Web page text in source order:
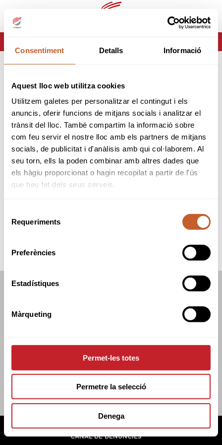
Consentiment Detalls Informació
Aquest lloc web utilitza cookies
Utilitzem galetes per personalitzar el contingut i els
anuncis, oferir funcions de mitjans socials i analitzar el
trànsit del lloc. També compartim la informació sobre
com feu servir el nostre lloc amb els partners de mitjans
socials, de publicitat i d'anàlisis amb qui col·laborem. Al
seu torn, ells la poden combinar amb altres dades que
els hàgiu proporcionat o hagin recopilat a partir de l'ús
que heu fet dels seus serveis.
Requeriments
Preferències
Estadístiques
Màrqueting
Permet-les totes
Permetre la selecció
Denega
ca es
Página no encontrada
Lo sentimos pero la página que estas buscando no
existe o ha cambiado.
tornar
C/TUSET 32, 8ÈNA PLANTA. 08006 BCN
POLÍTICA DE COOKIES
POLÍTICA DE PRIVADESA
CANAL DE DENÚNCIES